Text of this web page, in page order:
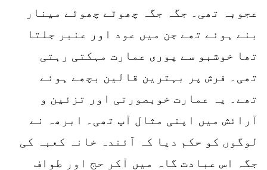
عجوبہ تھی۔ جگہ جگہ چھوٹے چھوٹے مینار
بنے ہوئے تھے جن میں عود اور عنبر جلتا
تھا خوشبو سے پوری عمارت مہکتی رہتی
تھی۔ فرش پر بہترین قالین بچھے ہوئے
تھے۔ یہ عمارت خوبصورتی اور تزئین و
آرائش میں اپنی مثال آپ تھی۔ ابرھہ نے
لوگوں کو حکم دیا کہ آئندہ خانہ کعبہ کی
جگہ اس عبادت گاہ میں آکر حج اور طواف